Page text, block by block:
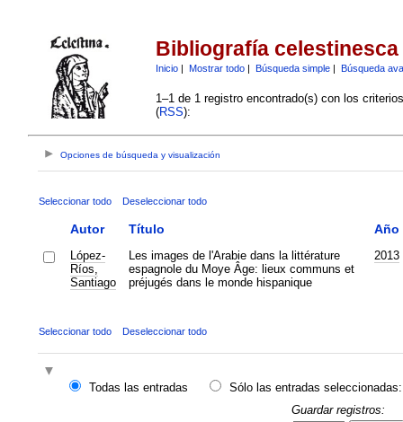
Bibliografía celestinesca
Inicio| Mostrar todo| Búsqueda simple| Búsqueda
1–1 de 1 registro encontrado(s) con los
(RSS):
Opciones de búsqueda y visualización
Seleccionar todo Deseleccionar todo
Autor Título Año
López-
Ríos,
Santiago
Les images de l'Arabie dans la littérature
espagnole du Moye Âge: lieux communs et
préjugés dans le monde hispanique
2013
Seleccionar todo Deseleccionar todo
Todas las entradas
Sólo las entradas seleccionadas:
Guardar registros: